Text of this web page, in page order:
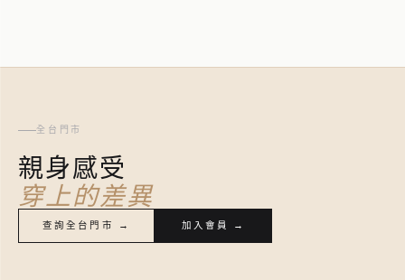
全台門市
親身感受
穿上的差異
查詢全台門市 → 加入會員 →